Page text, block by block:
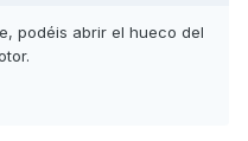
podéis abrir el hueco del